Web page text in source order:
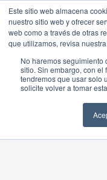
Este sitio web almacena
nuestro sitio web y ofrecer
web como a través de otras
que utilizamos, revisa
No haremos seguimiento
sitio. Sin embargo, con el
tendremos que usar solo
solicite volver a tomar